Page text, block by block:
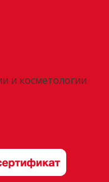
и косметологии